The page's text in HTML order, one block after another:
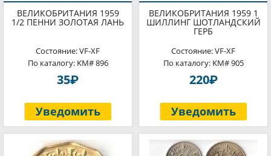
ВЕЛИКОБРИТАНИЯ 1959
1/2 ПЕННИ ЗОЛОТАЯ ЛАНЬ
Состояние: VF-XF
По каталогу: KM# 896
35P
Уведомить
ВЕЛИКОБРИТАНИЯ 1959 1
ШИЛЛИНГ ШОТЛАНДСКИЙ
ГЕРБ
Состояние: VF-XF
По каталогу: KM# 905
220P
Уведомить